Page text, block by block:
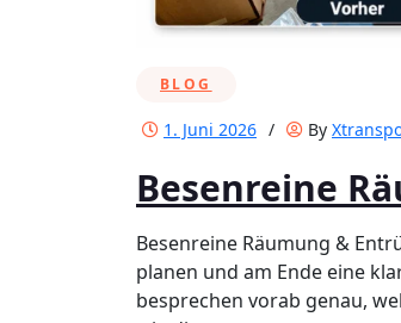
BLOG
1. Juni 2026 / By
Besenreine
Besenreine Räumung &
planen und am Ende eine
besprechen vorab genau,